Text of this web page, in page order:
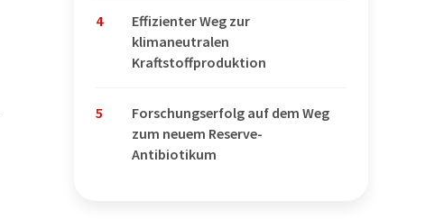
4
Effizienter Weg zur
klimaneutralen
Kraftstoffproduktion
5
Forschungserfolg auf dem Weg
zum neuem Reserve-
Antibiotikum